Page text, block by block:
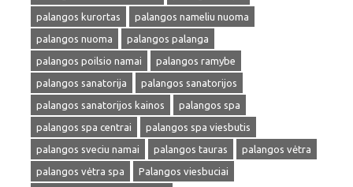
palangos kurortas
palangos nameliu nuoma
palangos nuoma
palangos palanga
palangos poilsio namai
palangos ramybe
palangos sanatorija
palangos sanatorijos
palangos sanatorijos kainos
palangos spa
palangos spa centrai
palangos spa viesbutis
palangos sveciu namai
palangos tauras
palangos vėtra
palangos vėtra spa
Palangos viesbuciai